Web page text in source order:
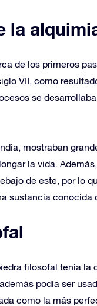
la
de los primeros
VII, como
se
mostraban
la vida.
de este, por lo
sustancia conocida
filosofal tenía la
podía ser
como la más